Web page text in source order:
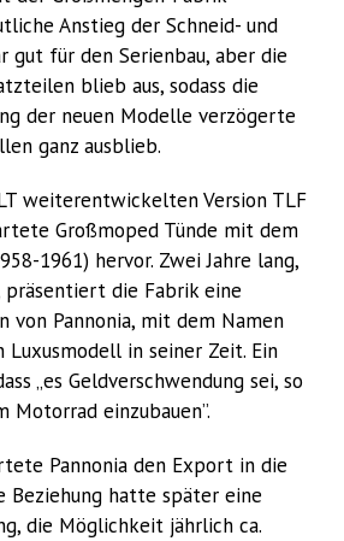
Anstieg der Schneid- und
gut für den Serienbau, aber die
blieb aus, sodass die
der neuen Modelle verzögerte
ganz ausblieb.
weiterentwickelten Version TLF
Großmoped Tünde mit dem
1961) hervor. Zwei Jahre lang,
präsentiert die Fabrik eine
von Pannonia, mit dem Namen
Luxusmodell in seiner Zeit. Ein
„es Geldverschwendung sei, so
Motorrad einzubauen”.
Pannonia den Export in die
Beziehung hatte später eine
die Möglichkeit jährlich ca.